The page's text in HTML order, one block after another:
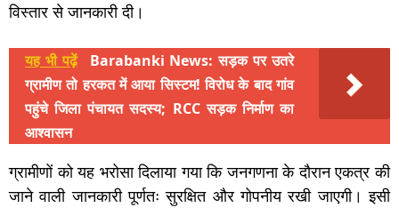
विस्तार से जानकारी दी।
यह भी पढ़ें
Barabanki News: सड़क पर उतरे
ग्रामीण तो हरकत में आया सिस्टम! विरोध के बाद गांव
पहुंचे जिला पंचायत सदस्य; RCC सड़क निर्माण का
आश्वासन
ग्रामीणों को यह भरोसा दिलाया गया कि जनगणना के दौरान एकत्र की
जाने वाली जानकारी पूर्णतः सुरक्षित और गोपनीय रखी जाएगी। इसी